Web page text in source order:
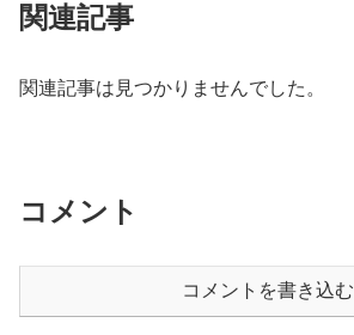
関連記事
関連記事は見つかりませんでした。
コメント
コメントを書き込む